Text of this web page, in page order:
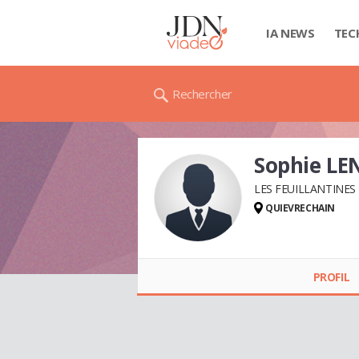
IA NEWS
Rechercher
Sophie
LES FEUILLANTINES
QUIEVRECHAIN
PROFIL